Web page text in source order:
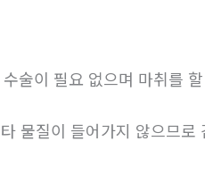
술이 필요 없으며 마취를
물질이 들어가지 않으므